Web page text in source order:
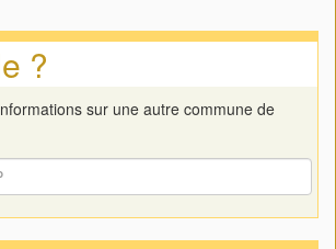
?
sur une autre commune de